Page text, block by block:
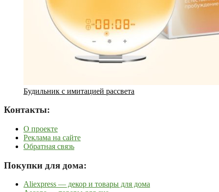
Будильник с имитацией рассвета
Контакты:
О проекте
Реклама на сайте
Обратная связь
Покупки для дома:
Aliexpress — декор и товары для дома